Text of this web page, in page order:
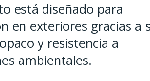
está diseñado para
en exteriores gracias a
y resistencia a
ambientales.